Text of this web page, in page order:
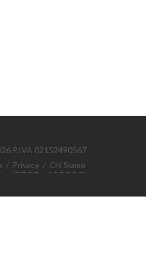
P.IVA 02152490567
/ Privacy / Chi Siamo